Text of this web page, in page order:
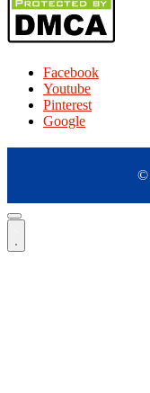
Facebook
Youtube
Pinterest
Google
©